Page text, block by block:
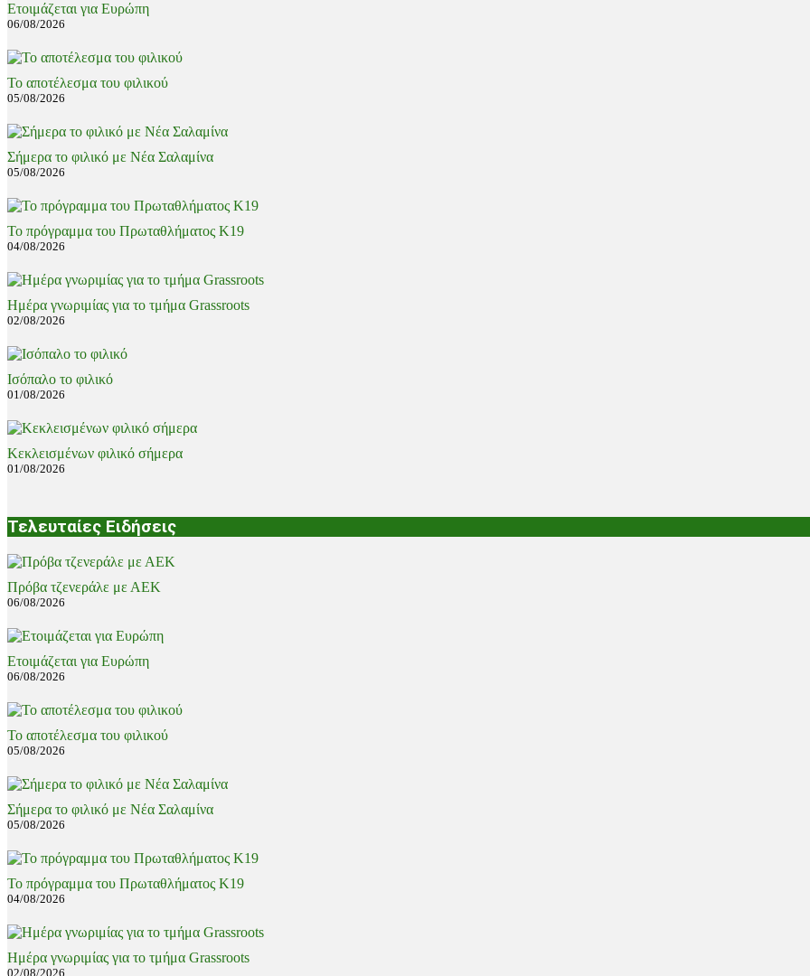
Ετοιμάζεται για Ευρώπη
06/08/2026
Το αποτέλεσμα του φιλικού
05/08/2026
Σήμερα το φιλικό με Νέα Σαλαμίνα
05/08/2026
Το πρόγραμμα του Πρωταθλήματος Κ19
04/08/2026
Ημέρα γνωριμίας για το τμήμα Grassroots
02/08/2026
Ισόπαλο το φιλικό
01/08/2026
Κεκλεισμένων φιλικό σήμερα
01/08/2026
Τελευταίες Ειδήσεις
Πρόβα τζενεράλε με ΑΕΚ
06/08/2026
Ετοιμάζεται για Ευρώπη
06/08/2026
Το αποτέλεσμα του φιλικού
05/08/2026
Σήμερα το φιλικό με Νέα Σαλαμίνα
05/08/2026
Το πρόγραμμα του Πρωταθλήματος Κ19
04/08/2026
Ημέρα γνωριμίας για το τμήμα Grassroots
02/08/2026